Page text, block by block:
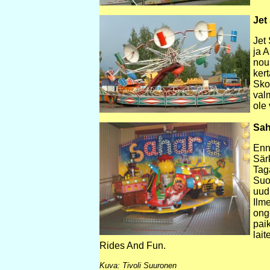
Jet
Jet
ja
ole
Rides And Fun.
Kuva: Tivoli Suuronen